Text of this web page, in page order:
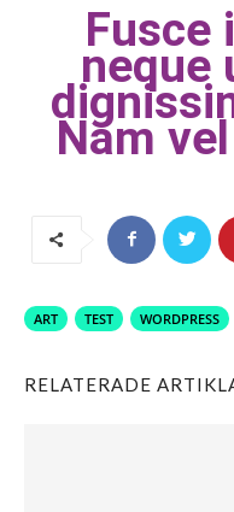
Fusce
neque
Nam
ART TEST WORDPRESS
RELATERADE